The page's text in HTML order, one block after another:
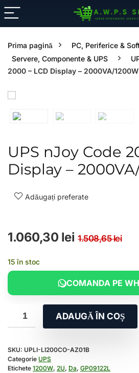
Prima pagină
PC, Periferice &
Servere, Componente & UPS
2000 – LCD Display – 2000VA/1200W
UPS nJoy Code
Display –
Adăugați preferate
1.508,65lei
1.060,30 lei
15 în stoc
COMANDA PE
ADAUGĂ ÎN COȘ
SKU: UPLI-LI200CO-AZ01B
Categorie UPS
Etichete 1200W, 2U, Da, GP09122L